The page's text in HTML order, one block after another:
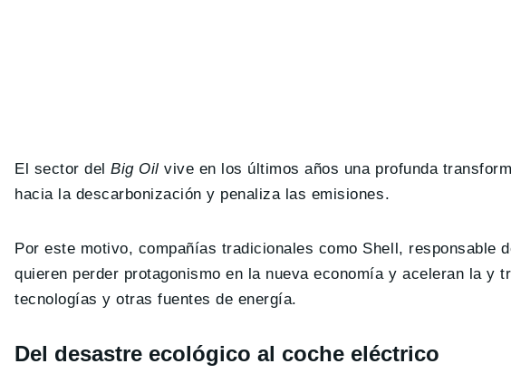
El sector delBig Oil vive en los últimos años una profunda
hacia la descarbonización y penaliza las emisiones.
Por este motivo, compañías tradicionales como Shell, responsable
quieren perder protagonismo en la nueva economía y aceleran la y
tecnologías y otras fuentes de energía.
Del desastre ecológico al coche eléctrico